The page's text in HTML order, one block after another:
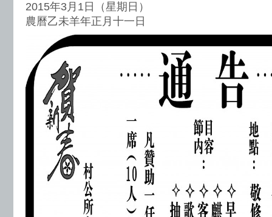
2015年3月1日（星期日）
農曆乙未羊年正月十一日